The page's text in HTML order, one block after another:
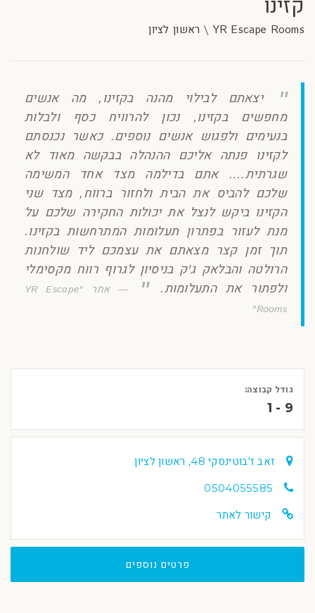
קזינו
YR Escape Rooms \ ראשון לציון
יצאתם לבילוי מהנה בקזינו, מה אנשים
מחפשים בקזינו, נכון להרוויח כסף ולבלות
בנעימים ולפגוש אנשים נוספים. כאשר נכנסתם
לקזינו פנתה אליכם ההנהלה בבקשה מאוד לא
שגרתית…. אתם בדילמה מצד אחד המשימה
שלכם להביס את הבית ולחזור ברווח, מצד שני
הקזינו ביקש לנצל את יכולות החקירה שלכם על
מנת לעזור בפתרון תעלומות המתרחשות בקזינו.
תוך זמן קצר מצאתם את עצמכם ליד שולחנות
הרולטה והבלאק ג'ק בניסיון לגרוף רווח מקסימלי
ולפתור את התעלומות.
אתר "YR Escape
Rooms"
גודל קבוצה:
1 - 9
זאב ז'בוטינסקי 48, ראשון לציון
0504055585
קישור לאתר
פרטים נוספים